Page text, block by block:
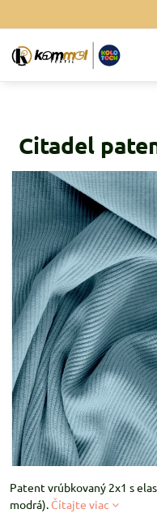
Citadel
Patent vrúbkovaný 2x1 s
modrá). Čítajte viac